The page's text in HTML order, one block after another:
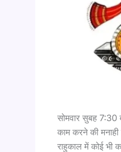
सोमवार सुबह 7:30
काम करने की
राहुकाल में कोई भी